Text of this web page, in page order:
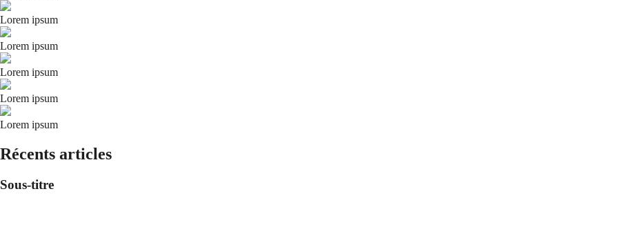
Lorem ipsum
Lorem ipsum
Lorem ipsum
Lorem ipsum
Lorem ipsum
Récents articles
Sous-titre